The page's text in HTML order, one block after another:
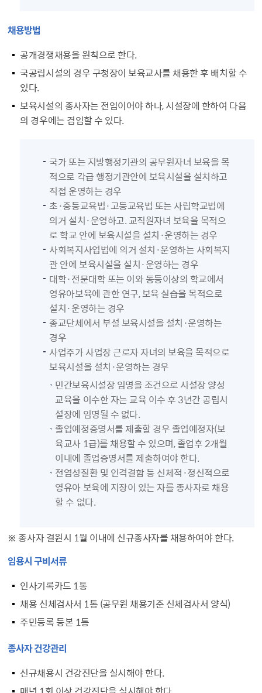
채용방법
공개경쟁채용을 원칙으로 한다.
국공립시설의 경우 구청장이 보육교사를 채용한 후 배치할 수
있다.
보육시설의 종사자는 전임이어야 하나, 시설장에 한하여 다음
의 경우에는 겸임할 수 있다.
국가 또는 지방행정기관의 공무원자녀 보육을 목
적으로 각급 행정기관안에 보육시설을 설치하고
직접 운영하는 경우
초·중등교육법·고등교육법 또는 사립학교법에
의거 설치·운영하고. 교직원자녀 보육을 목적으
로 학교 안에 보육시설을 설치·운영하는 경우
사회복지사업법에 의거 설치·운영하는 사회복지
관 안에 보육시설을 설치·운영하는 경우
대학·전문대학 또는 이와 동등이상의 학교에서
영유아보육에 관한 연구, 보육 실습을 목적으로
설치·운영하는 경우
종교단체에서 부설 보육시설을 설치·운영하는
경우
사업주가 사업장 근로자 자녀의 보육을 목적으로
보육시설을 설치·운영하는 경우
민간보육시설장 임명을 조건으로 시설장 양성
교육을 이수한 자는 교육 이수 후 3년간 공립시
설장에 임명될 수 없다.
졸업예정증명서를 제출할 경우 졸업예정자(보
육교사 1급)를 채용할 수 있으며, 졸업후 2개월
이내에 졸업증명서를 제출하여야 한다.
전염성질환 및 인격결함 등 신체적·정신적으로
영유아 보육에 지장이 있는 자를 종사자로 채용
할 수 없다.
※ 종사자 결원시 1월 이내에 신규종사자를 채용하여야 한다.
임용시 구비서류
인사기록카드 1통
채용 신체검사서 1통 (공무원 채용기준 신체검사서 양식)
주민등록 등본 1통
종사자 건강관리
신규채용시 건강진단을 실시해야 한다.